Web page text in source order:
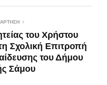
του Χρήστου
Σχολική Επιτροπή
του Δήμου
Σάμου